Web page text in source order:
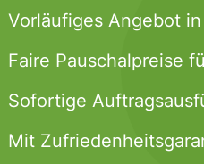
Vorläufiges Angebot
Faire Pauschalpreise
Sofortige
Mit